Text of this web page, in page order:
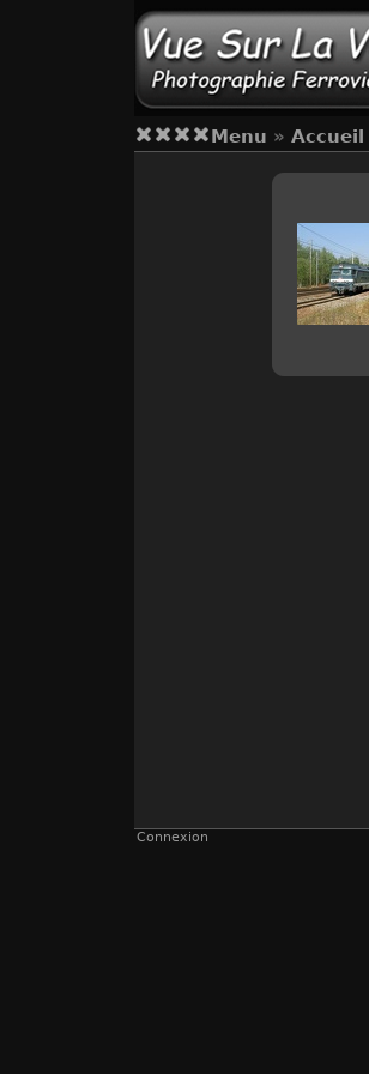
Menu » Accueil
Connexion